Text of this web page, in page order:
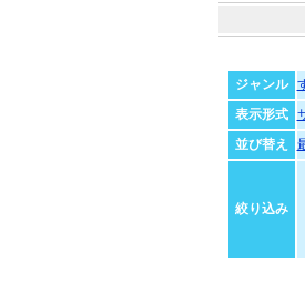
ジャンル
表示形式
並び替え
絞り込み